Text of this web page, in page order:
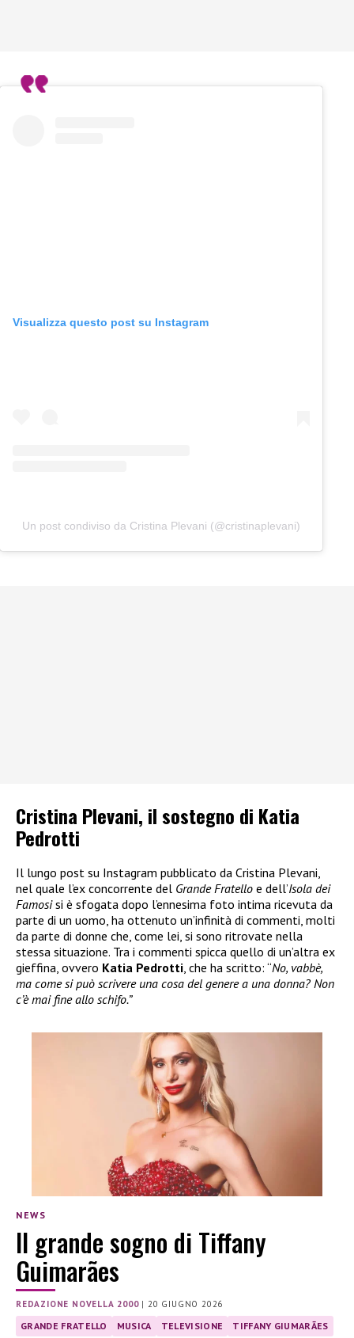
Visualizza questo post su Instagram
Un post condiviso da Cristina Plevani (@cristinaplevani)
Cristina Plevani, il sostegno di Katia
Pedrotti
Il lungo post su Instagram pubblicato da Cristina Plevani,
nel quale l’ex concorrente del Grande Fratello e dell’Isola dei
Famosisi è sfogata dopo l’ennesima foto intima ricevuta da
parte di un uomo, ha ottenuto un’infinità di commenti, molti
da parte di donne che, come lei, si sono ritrovate nella
stessa situazione. Tra i commenti spicca quello di un’altra ex
gieffina, ovvero Katia Pedrotti, che ha scritto: “No, vabbè,
ma come si può scrivere una cosa del genere a una donna? Non
c’è mai fine allo schifo.”
NEWS
Il grande sogno di Tiffany
Guimarães
REDAZIONE NOVELLA 2000|20 GIUGNO 2026
GRANDE FRATELLO MUSICA TELEVISIONE TIFFANY GIUMARÃES